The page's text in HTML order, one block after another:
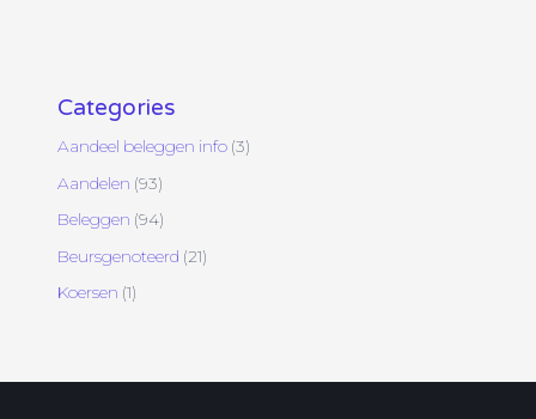
Categories
Aandeel beleggen info (3)
Aandelen (93)
Beleggen (94)
Beursgenoteerd (21)
Koersen (1)